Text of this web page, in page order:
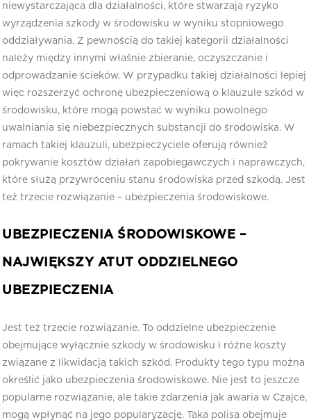
niewystarczająca dla działalności, które stwarzają ryzyko
wyrządzenia szkody w środowisku w wyniku stopniowego
oddziaływania. Z pewnością do takiej kategorii działalności
należy między innymi właśnie zbieranie, oczyszczanie i
odprowadzanie ścieków. W przypadku takiej działalności lepiej
więc rozszerzyć ochronę ubezpieczeniową o klauzule szkód w
środowisku, które mogą powstać w wyniku powolnego
uwalniania się niebezpiecznych substancji do środowiska. W
ramach takiej klauzuli, ubezpieczyciele oferują również
pokrywanie kosztów działań zapobiegawczych i naprawczych,
które służą przywróceniu stanu środowiska przed szkodą. Jest
też trzecie rozwiązanie – ubezpieczenia środowiskowe.
UBEZPIECZENIA ŚRODOWISKOWE –
NAJWIĘKSZY ATUT ODDZIELNEGO
UBEZPIECZENIA
Jest też trzecie rozwiązanie. To oddzielne ubezpieczenie
obejmujące wyłącznie szkody w środowisku i różne koszty
związane z likwidacją takich szkód. Produkty tego typu można
określić jako ubezpieczenia środowiskowe. Nie jest to jeszcze
popularne rozwiązanie, ale takie zdarzenia jak awaria w Czajce,
mogą wpłynąć na jego popularyzację. Taka polisa obejmuje